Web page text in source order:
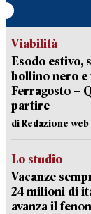
Viabilità
Esodo estivo,
bollino nero e
Ferragosto –
partire
di Redazione web
Lo studio
Vacanze
24 milioni di
avanza il